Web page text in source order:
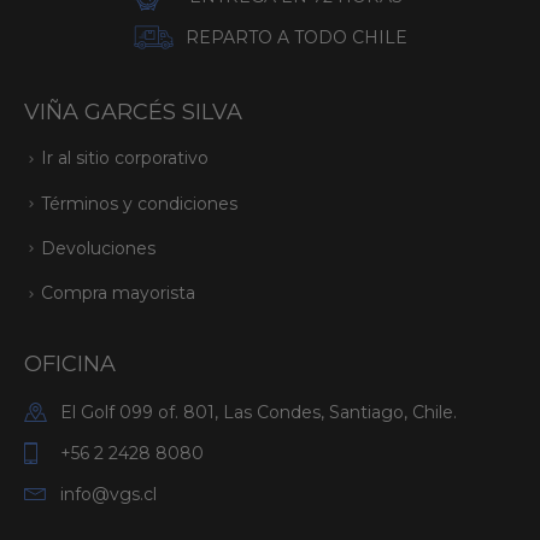
REPARTO A TODO CHILE
VIÑA GARCÉS SILVA
Ir al sitio corporativo
Términos y condiciones
Devoluciones
Compra mayorista
OFICINA
El Golf 099 of. 801, Las Condes, Santiago, Chile.
+56 2 2428 8080
info@vgs.cl